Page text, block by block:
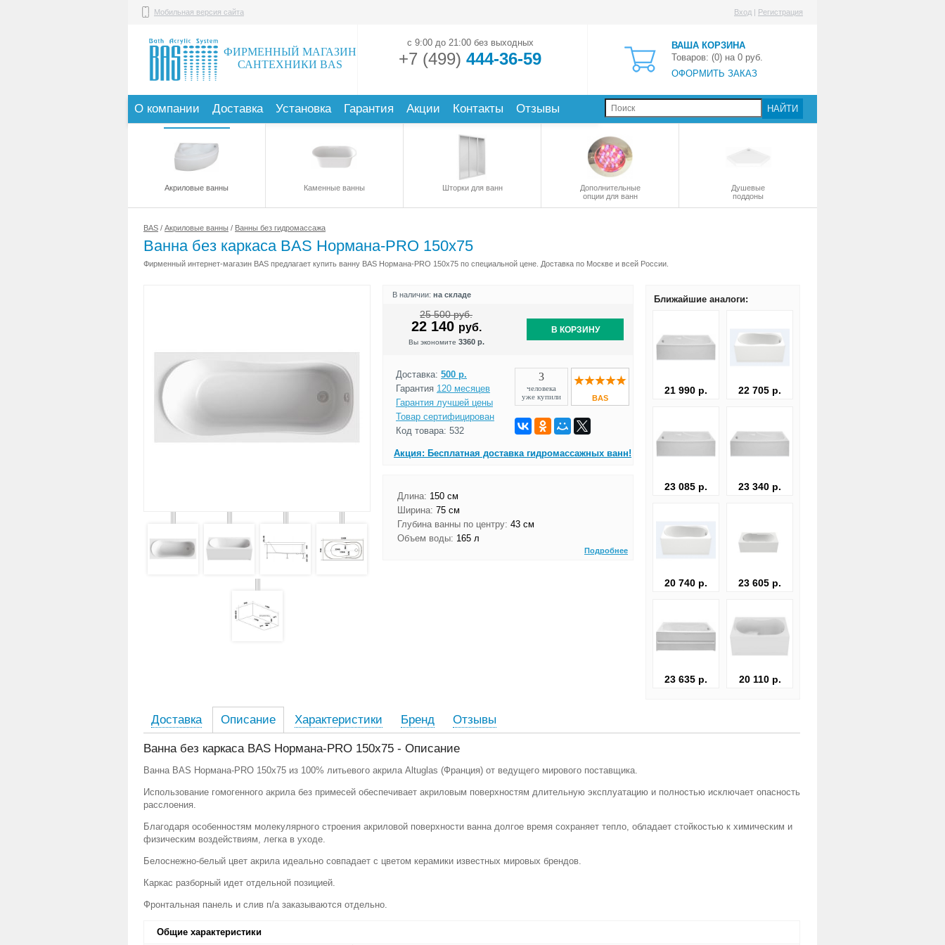
ФИРМЕННЫЙ МАГАЗИН
САНТЕХНИКИ BAS
Мобильная версия сайта
+7 (499) 444-36-59
с 9:00 до 21:00 без выходных
Вход | Регистрация
ВАША КОРЗИНА
Товаров: (0) на 0 руб.
ОФОРМИТЬ ЗАКАЗ
НАЙТИ
О компании Доставка Установка Гарантия Акции Контакты Отзывы
Акриловые ванны Каменные ванны Шторки для ванн
Дополнительные
опции для ванн
Душевые
поддоны
BAS / Акриловые ванны / Ванны без гидромассажа
Ванна без каркаса BAS Нормана-PRO 150х75
Фирменный интернет-магазин BAS предлагает купить ванну BAS Нормана-PRO 150х75 по специальной цене. Доставка по Москве и всей России.
В наличии: на складе
25 500руб.
22 140 руб.
Вы экономите 3360 р.
В КОРЗИНУ
Доставка: 500 р.
Гарантия 120 месяцев
Гарантия лучшей цены
Товар сертифицирован
Код товара: 532
3
человека
уже купили
BAS
Акция: Бесплатная доставка гидромассажных ванн!
Подробнее
Длина: 150 см
Ширина: 75 см
Глубина ванны по центру: 43 см
Объем воды: 165 л
Ближайшие аналоги:
21 990 р. 22 705 р.
23 085 р. 23 340 р.
20 740 р. 23 605 р.
23 635 р. 20 110 р.
Доставка Описание Характеристики Бренд Отзывы
Ванна без каркаса BAS Нормана-PRO 150х75 - Описание
Ванна BAS Нормана-PRO 150х75 из 100% литьевого акрила Altuglas (Франция) от ведущего мирового поставщика.
Использование гомогенного акрила без примесей обеспечивает акриловым поверхностям длительную эксплуатацию и полностью исключает опасность
расслоения.
Благодаря особенностям молекулярного строения акриловой поверхности ванна долгое время сохраняет тепло, обладает стойкостью к химическим и
физическим воздействиям, легка в уходе.
Белоснежно-белый цвет акрила идеально совпадает с цветом керамики известных мировых брендов.
Каркас разборный идет отдельной позицией.
Фронтальная панель и слив п/а заказываются отдельно.
Общие характеристики